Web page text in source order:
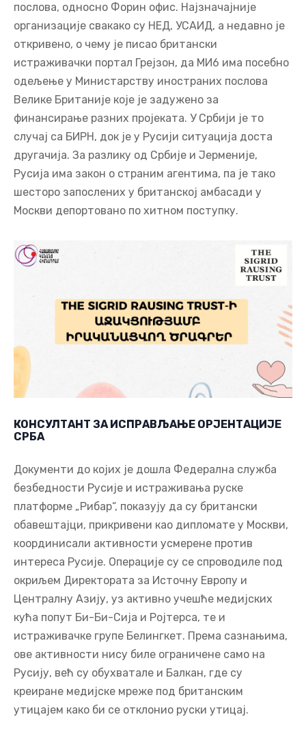
послова, односно Форин офис. Најзначајније
организације свакако су НЕД, УСАИД, а недавно је
откривено, о чему је писао британски
истраживачки портал Грејзон, да МИ6 има посебно
одељење у Министарству иностраних послова
Велике Британије које је задужено за
финансирање разних пројеката. У Србији је то
случај са БИРН, док је у Русији ситуација доста
другачија. За разлику од Србије и Јерменије,
Русија има закон о страним агентима, па је тако
шесторо запослених у британској амбасади у
Москви депортовано по хитном поступку.
КОНСУЛТАНТ ЗА ИСПРАВЉАЊЕ ОРЈЕНТАЦИЈЕ
СРБА
Документи до којих је дошла Федерална служба
безбедности Русије и истраживања руске
платформе „Рибар“, показују да су британски
обавештајци, прикривени као дипломате у Москви,
координисали активности усмерене против
интереса Русије. Операције су се спроводиле под
окриљем Директората за Источну Европу и
Централну Азију, уз активно учешће медијских
кућа попут Би-Би-Сија и Ројтерса, те и
истраживачке групе Белингкет. Према сазнањима,
ове активности нису биле ограничене само на
Русију, већ су обухватале и Балкан, где су
креиране медијске мреже под британским
утицајем како би се отклонио руски утицај.